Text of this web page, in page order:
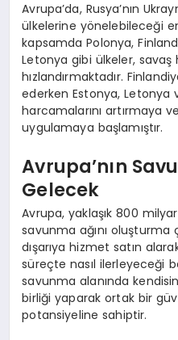
Avrupa’da, Rusya’nın
ülkelerine yönelebileceği
kapsamda Polonya,
Letonya gibi ülkeler, savaş
hızlandırmaktadır.
ederken Estonya, Letonya
harcamalarını artırmaya
uygulamaya başlamıştır.
Avrupa’nın
Gelecek
Avrupa, yaklaşık 800
savunma ağını oluşturma
dışarıya hizmet satın
süreçte nasıl ilerleyeceği
savunma alanında
birliği yaparak ortak bir
potansiyeline sahiptir.